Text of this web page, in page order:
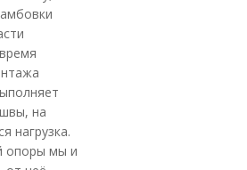
на
нагрузка.
опоры мы и